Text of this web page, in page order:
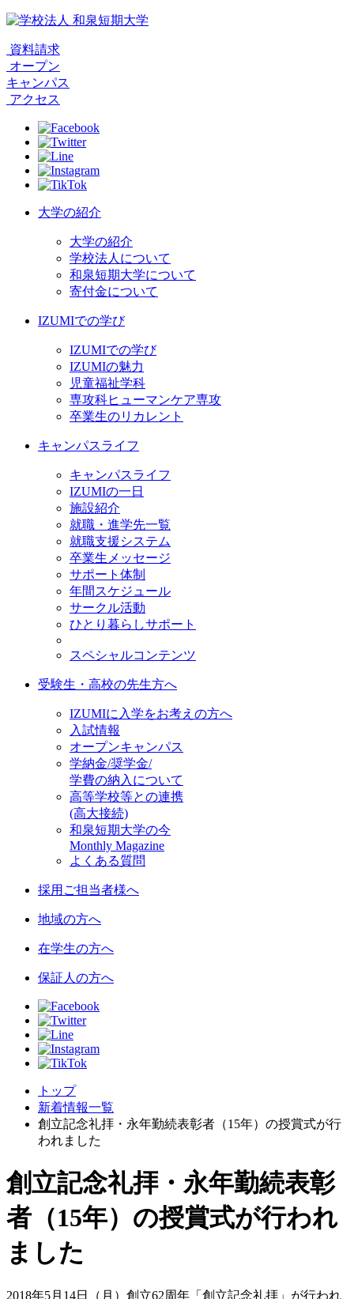
資料請求
オープン
キャンパス
アクセス
大学の紹介
大学の紹介
学校法人について
和泉短期大学について
寄付金について
IZUMIでの学び
IZUMIでの学び
IZUMIの魅力
児童福祉学科
専攻科ヒューマンケア専攻
卒業生のリカレント
キャンパスライフ
キャンパスライフ
IZUMIの一日
施設紹介
就職・進学先一覧
就職支援システム
卒業生メッセージ
サポート体制
年間スケジュール
サークル活動
ひとり暮らしサポート
スペシャルコンテンツ
受験生・高校の先生方へ
IZUMIに入学をお考えの方へ
入試情報
オープンキャンパス
学納金/奨学金/
学費の納入について
高等学校等との連携
(高大接続)
和泉短期大学の今
Monthly Magazine
よくある質問
採用ご担当者様へ
地域の方へ
在学生の方へ
保証人の方へ
トップ
新着情報一覧
創立記念礼拝・永年勤続表彰者（15年）の授賞式が行
われました
創立記念礼拝・永年勤続表彰
者（15年）の授賞式が行われ
ました
2018年5月14日（月）創立62周年「創立記念礼拝」が行われ